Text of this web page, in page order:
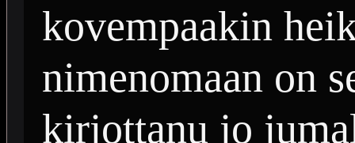
kovempaakin
nimenomaan on
kirjottanu jo